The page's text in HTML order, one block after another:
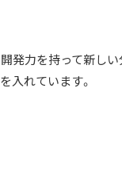
発力を持って新し
入れています。